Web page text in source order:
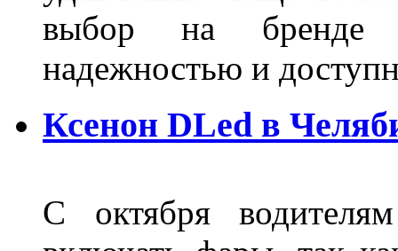
выбор на бренде
надежностью и
Ксенон DLed в
С октября